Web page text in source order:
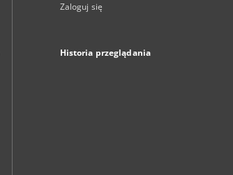
Zaloguj się
Historia przeglądania